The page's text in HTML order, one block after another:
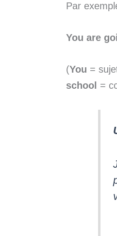
Par
You are
(You =
school =